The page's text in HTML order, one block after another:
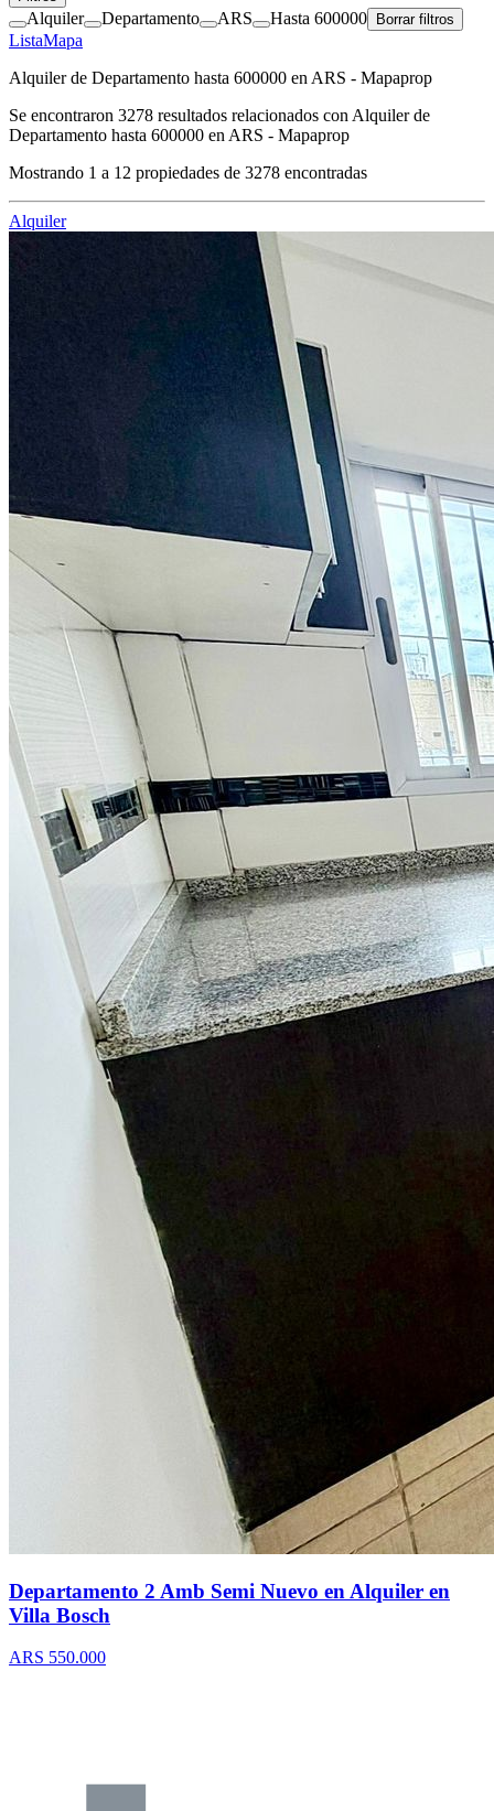
Alquiler Departamento ARS Hasta 600000 Borrar filtros
ListaMapa
Alquiler de Departamento hasta 600000 en ARS - Mapaprop
Se encontraron 3278 resultados relacionados con Alquiler de
Departamento hasta 600000 en ARS - Mapaprop
Mostrando 1 a 12 propiedades de 3278 encontradas
Alquiler
Departamento 2 Amb Semi Nuevo en Alquiler en
Villa Bosch
ARS 550.000